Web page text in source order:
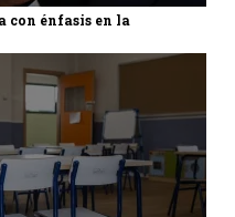
con énfasis en la